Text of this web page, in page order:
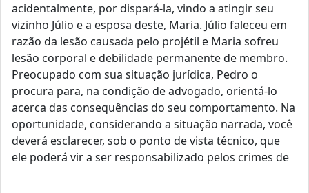
acidentalmente, por dispará-la, vindo a atingir seu
vizinho Júlio e a esposa deste, Maria. Júlio faleceu em
razão da lesão causada pelo projétil e Maria sofreu
lesão corporal e debilidade permanente de membro.
Preocupado com sua situação jurídica, Pedro o
procura para, na condição de advogado, orientá-lo
acerca das consequências do seu comportamento. Na
oportunidade, considerando a situação narrada, você
deverá esclarecer, sob o ponto de vista técnico, que
ele poderá vir a ser responsabilizado pelos crimes de